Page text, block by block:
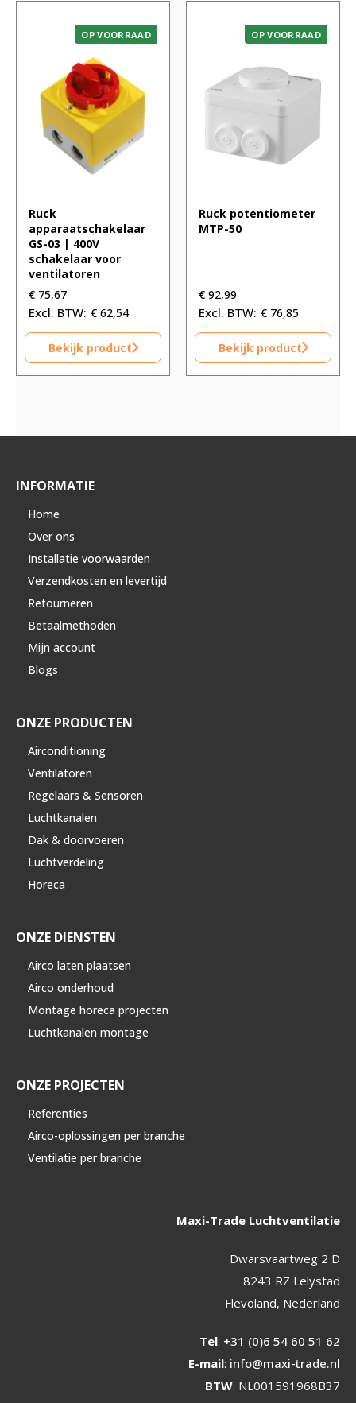
OP VOORRAAD
Ruck
apparaatschakelaar
GS-03 | 400V
schakelaar voor
ventilatoren
€ 75,67
€ 62,54
Bekijk product
OP VOORRAAD
Ruck potentiometer
MTP-50
€ 92,99
€ 76,85
Bekijk product
INFORMATIE
Home
Over ons
Installatie voorwaarden
Verzendkosten en levertijd
Retourneren
Betaalmethoden
Mijn account
Blogs
ONZE PRODUCTEN
Airconditioning
Ventilatoren
Regelaars & Sensoren
Luchtkanalen
Dak & doorvoeren
Luchtverdeling
Horeca
ONZE DIENSTEN
Airco laten plaatsen
Airco onderhoud
Montage horeca projecten
Luchtkanalen montage
ONZE PROJECTEN
Referenties
Airco-oplossingen per branche
Ventilatie per branche
Maxi-Trade Luchtventilatie
Dwarsvaartweg 2 D
8243 RZ Lelystad
Flevoland, Nederland
Tel: +31 (0)6 54 60 51 62
E-mail: info@maxi-trade.nl
BTW: NL001591968B37